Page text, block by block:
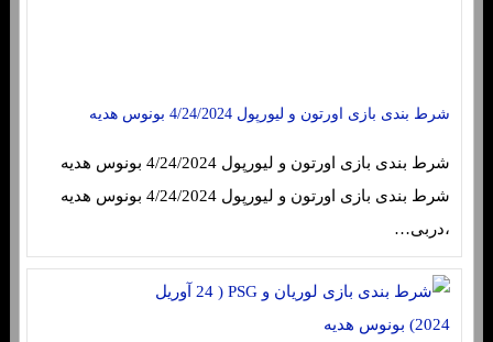
شرط بندی بازی اورتون و لیورپول 4/24/2024 بونوس هدیه
شرط بندی بازی اورتون و لیورپول 4/24/2024 بونوس هدیه
شرط بندی بازی اورتون و لیورپول 4/24/2024 بونوس هدیه
،دربی…